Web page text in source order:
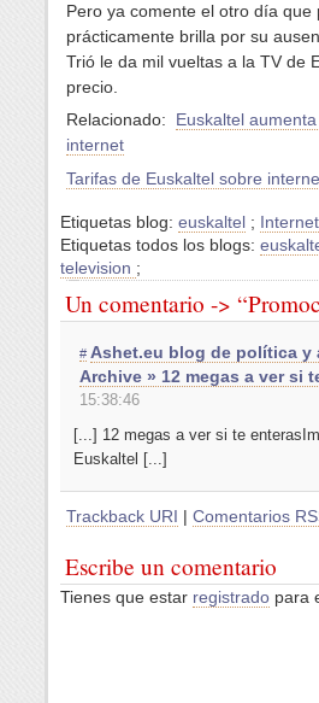
Pero ya comente el otro día
prácticamente brilla por su
Trió le da mil vueltas a la TV de
precio.
Relacionado: Euskaltel
internet
Tarifas de Euskaltel sobre
Etiquetas blog: euskaltel ; Internet
Etiquetas todos los blogs:
television ;
Un comentario ->
# Ashet.eu blog de política
Archive » 12 megas a ver si
15:38:46
[...] 12 megas a ver si te
Euskaltel [...]
Trackback URI | Comentarios
Escribe un comentario
Tienes que estar registrado para